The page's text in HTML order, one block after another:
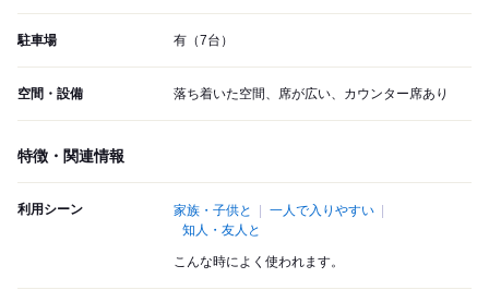
駐車場 有（7台）
空間・設備 落ち着いた空間、席が広い、カウンター席あり
特徴・関連情報
利用シーン 家族・子供と
一人で入りやすい
知人・友人と
こんな時によく使われます。